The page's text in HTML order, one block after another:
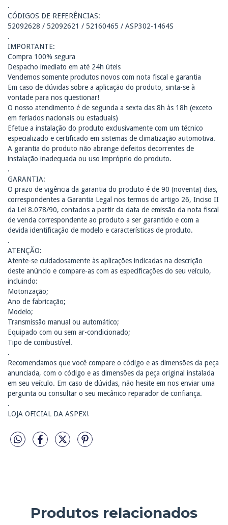
.
CÓDIGOS DE REFERÊNCIAS:
52092628 / 52092621 / 52160465 / ASP302-1464S
.
IMPORTANTE:
Compra 100% segura
Despacho imediato em até 24h úteis
Vendemos somente produtos novos com nota fiscal e garantia
Em caso de dúvidas sobre a aplicação do produto, sinta-se à
vontade para nos questionar!
O nosso atendimento é de segunda a sexta das 8h às 18h (exceto
em feriados nacionais ou estaduais)
Efetue a instalação do produto exclusivamente com um técnico
especializado e certificado em sistemas de climatização automotiva.
A garantia do produto não abrange defeitos decorrentes de
instalação inadequada ou uso impróprio do produto.
.
GARANTIA:
O prazo de vigência da garantia do produto é de 90 (noventa) dias,
correspondentes a Garantia Legal nos termos do artigo 26, Inciso II
da Lei 8.078/90, contados a partir da data de emissão da nota fiscal
de venda correspondente ao produto a ser garantido e com a
devida identificação de modelo e características de produto.
.
ATENÇÃO:
Atente-se cuidadosamente às aplicações indicadas na descrição
deste anúncio e compare-as com as especificações do seu veículo,
incluindo:
Motorização;
Ano de fabricação;
Modelo;
Transmissão manual ou automático;
Equipado com ou sem ar-condicionado;
Tipo de combustível.
.
Recomendamos que você compare o código e as dimensões da peça
anunciada, com o código e as dimensões da peça original instalada
em seu veículo. Em caso de dúvidas, não hesite em nos enviar uma
pergunta ou consultar o seu mecânico reparador de confiança.
.
LOJA OFICIAL DA ASPEX!
Produtos relacionados